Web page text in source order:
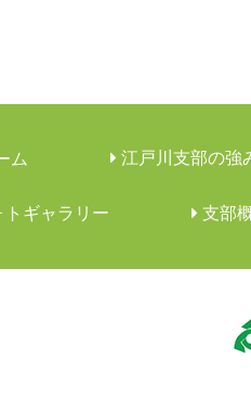
ム 江戸川支部の強
トギャラリー 支部